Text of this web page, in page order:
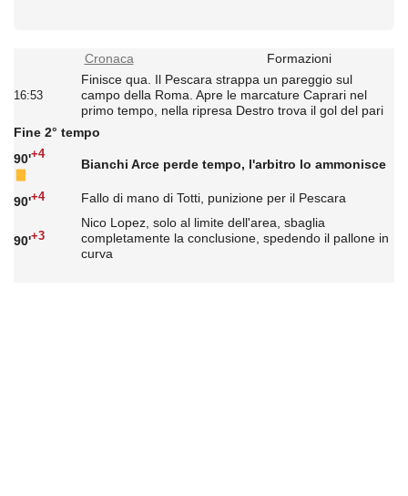
Cronaca Formazioni
16:53
Finisce qua. Il Pescara strappa un pareggio sul
campo della Roma. Apre le marcature Caprari nel
primo tempo, nella ripresa Destro trova il gol del pari
Fine 2° tempo
90'+4
Bianchi Arce perde tempo, l'arbitro lo ammonisce
90'+4 Fallo di mano di Totti, punizione per il Pescara
90'+3
Nico Lopez, solo al limite dell'area, sbaglia
completamente la conclusione, spedendo il pallone in
curva